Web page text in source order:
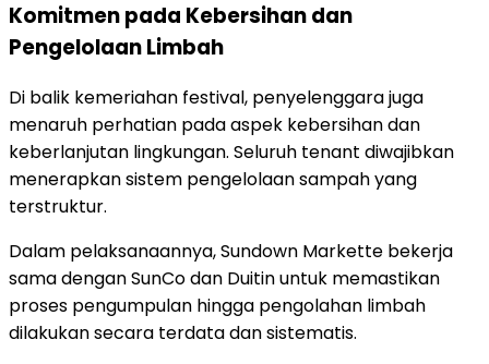
Komitmenpada Kebersihandan
PengelolaanLimbah
Di balik kemeriahan festival, penyelenggarajuga
menaruh perhatian padaaspek kebersihandan
keberlanjutan lingkungan. Seluruh tenant diwajibkan
menerapkansistem pengelolaansampahyang
terstruktur.
Dalam pelaksanaannya,Sundown Markette bekerja
samadenganSunCodan Duitinuntuk memastikan
proses pengumpulan hingga pengolahan limbah
dilakukansecara terdatadansistematis.